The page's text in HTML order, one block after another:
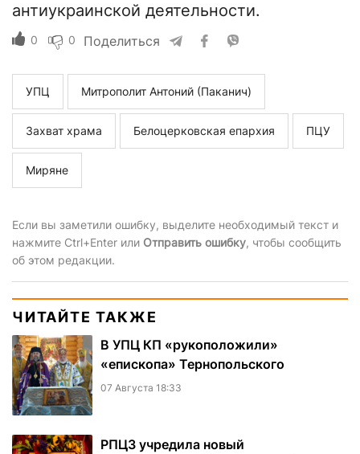
антиукраинской деятельности.
0 0 Поделиться
УПЦ Митрополит Антоний (Паканич)
Захват храма Белоцерковская епархия ПЦУ
Миряне
Если вы заметили ошибку, выделите необходимый текст и
нажмите Ctrl+Enter или Отправить ошибку, чтобы сообщить
об этом редакции.
ЧИТАЙТЕ ТАКЖЕ
В УПЦ КП «рукоположили»
«епископа» Тернопольского
07 Августа 18:33
РПЦЗ учредила новый